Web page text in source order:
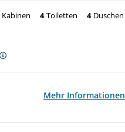
Kabinen 4 Toiletten 4 Duschen
Mehr Informationen